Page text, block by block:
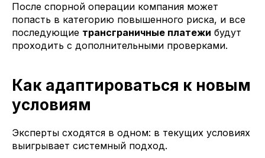
После спорной операции компания может
попасть в категорию повышенного риска, и все
последующие трансграничные платежи будут
проходить с дополнительными проверками.
Как адаптироваться к новым
условиям
Эксперты сходятся в одном: в текущих условиях
выигрывает системный подход.